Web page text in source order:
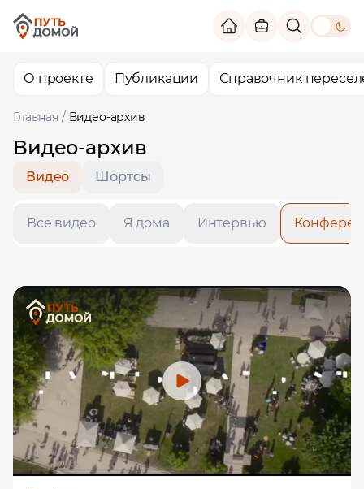
theme
О проекте Публикации Справочник
Главная / Видео-архив
Видео-архив
Видео Шортсы
Все видео Я дома Интервью